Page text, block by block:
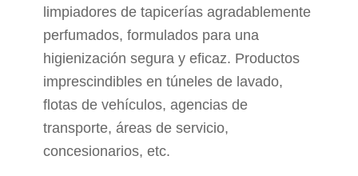
limpiadores de tapicerías agradablemente
perfumados, formulados para una
higienización segura y eficaz. Productos
imprescindibles en túneles de lavado,
flotas de vehículos, agencias de
transporte, áreas de servicio,
concesionarios, etc.